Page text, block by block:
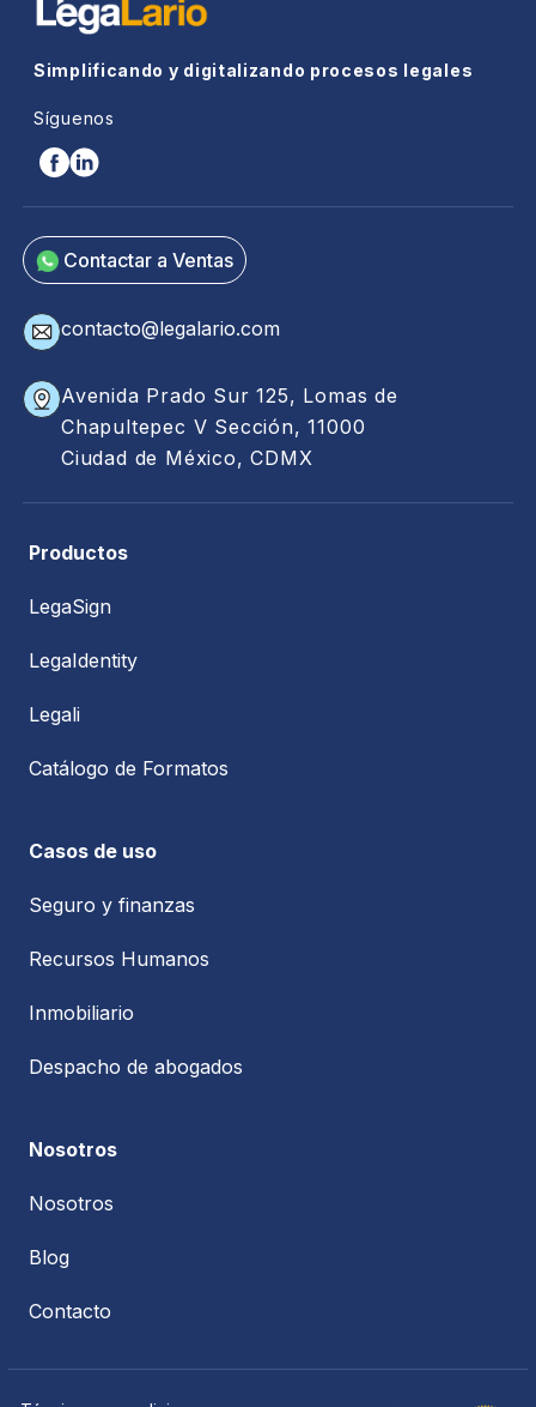
Simplificando y digitalizando procesos legales
Síguenos
Contactar a Ventas
contacto@legalario.com
Avenida Prado Sur 125, Lomas de
Chapultepec V Sección, 11000
Ciudad de México, CDMX
Productos
LegaSign
LegaIdentity
Legali
Catálogo de Formatos
Casos de uso
Seguro y finanzas
Recursos Humanos
Inmobiliario
Despacho de abogados
Nosotros
Nosotros
Blog
Contacto